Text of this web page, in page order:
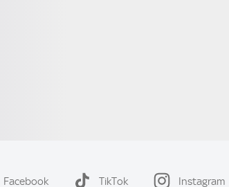
Facebook TikTok Instagram